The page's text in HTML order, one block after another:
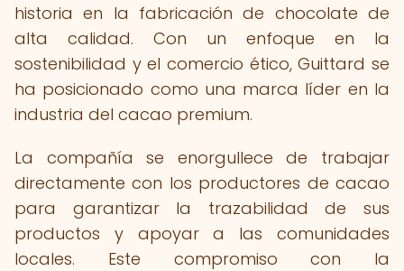
historia en la fabricación de chocolate de
alta calidad. Con un enfoque en la
sostenibilidad y el comercio ético, Guittard se
ha posicionado como una marca líder en la
industria del cacao premium.
La compañía se enorgullece de trabajar
directamente con los productores de cacao
para garantizar la trazabilidad de sus
productos y apoyar a las comunidades
locales. Este compromiso con la